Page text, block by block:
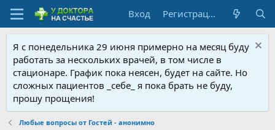
Вход Регистрация
Я с понедельника 29 июня примерно на месяц буду
работать за нескольких врачей, в том числе в
стационаре. График пока неясен, будет на сайте. Но
сложных пациентов _себе_ я пока брать не буду,
прошу прощения!
Любые вопросы от Гостей - анонимно